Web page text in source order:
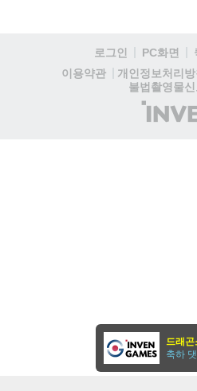
로그인 PC화면
이용약관
개인정보처리방
불법촬영물신
(주)
인
드래
축하